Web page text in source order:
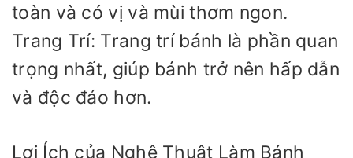
toàn và có vị và mùi thơm ngon.
Trang Trí: Trang trí bánh là phần quan
trọng nhất, giúp bánh trở nên hấp dẫn
và độc đáo hơn.
Lợi Ích của Nghệ Thuật Làm Bánh